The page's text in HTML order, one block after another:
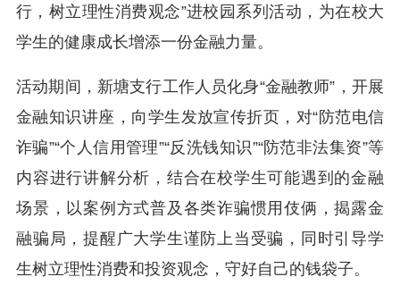
行，树立理性消费观念”进校园系列活动，为在校大
学生的健康成长增添一份金融力量。
活动期间，新塘支行工作人员化身“金融教师”，开展
金融知识讲座，向学生发放宣传折页，对“防范电信
诈骗”“个人信用管理”“反洗钱知识”“防范非法集资”等
内容进行讲解分析，结合在校学生可能遇到的金融
场景，以案例方式普及各类诈骗惯用伎俩，揭露金
融骗局，提醒广大学生谨防上当受骗，同时引导学
生树立理性消费和投资观念，守好自己的钱袋子。